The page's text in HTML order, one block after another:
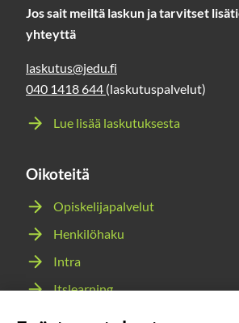
Jos sait meiltä laskun ja tarvitset
yhteyttä
laskutus@jedu.fi
040 1418 644 (laskutuspalvelut)
Lue lisää laskutuksesta
Oikoteitä
Opiskelijapalvelut
Henkilöhaku
Intra
Itslearning